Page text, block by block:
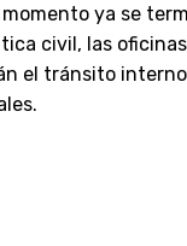
ya se
civil, las
el tránsito